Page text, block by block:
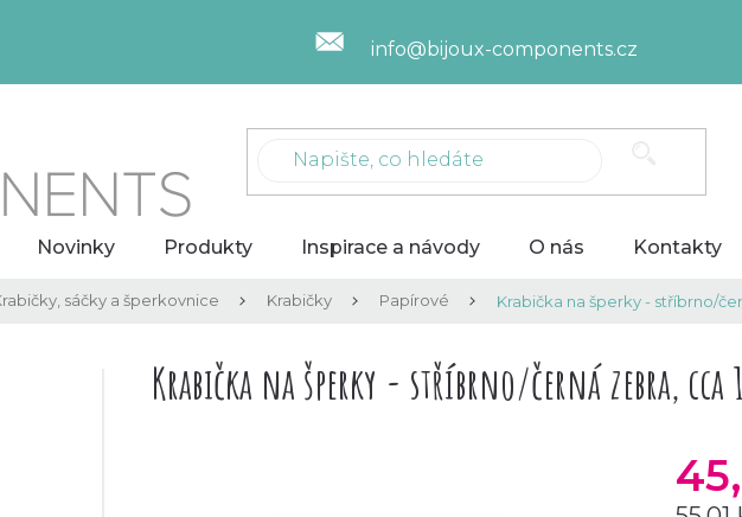
info@bijoux-components.cz
Novinky Produkty Inspirace a návody O nás Kontakty
sáčky a šperkovnice Krabičky Papírové Krabička na šperky - stříbrno/
Krabička na šperky - stříbrno/černá zebra, cca